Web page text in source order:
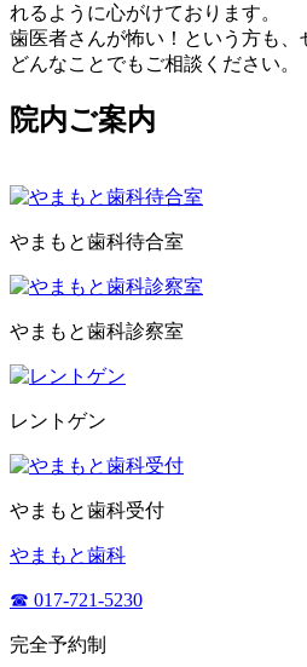
れるように心がけております。
歯医者さんが怖い！という方も、
どんなことでもご相談ください。
院内ご案内
やまもと歯科待合室
やまもと歯科診察室
レントゲン
やまもと歯科受付
やまもと歯科
☎ 017-721-5230
完全予約制